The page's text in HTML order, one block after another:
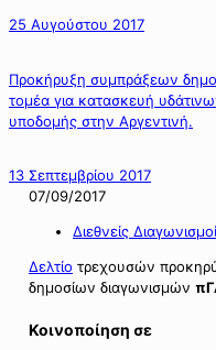
25 Αυγούστου 2017
Προκήρυξη συμπράξεων
τομέα για κατασκευή
υποδομής στην Αργεντινή.
13 Σεπτεμβρίου 2017
07/09/2017
Διεθνείς Διαγωνισμοί
Δελτίο τρεχουσών
δημοσίων διαγωνισμών
Κοινοποίηση σε